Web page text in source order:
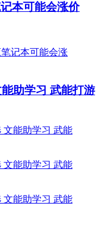
本可能会涨价
助学习 武能打游